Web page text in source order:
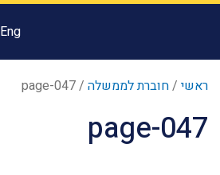
Eng
ראשי /חוברת לממשלה /
page-047
page-047